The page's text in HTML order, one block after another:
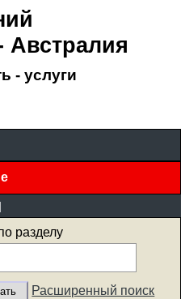
Австралия
- услуги
разделу
Расширенный поиск